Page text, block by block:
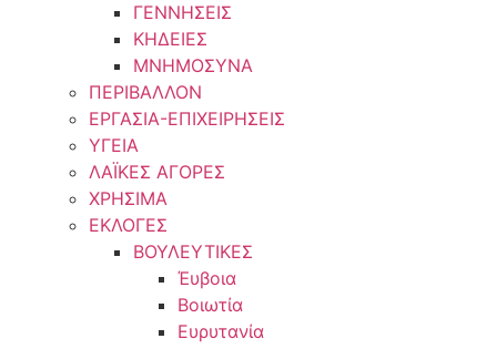
ΓΕΝΝΗΣΕΙΣ
ΚΗΔΕΙΕΣ
ΜΝΗΜΟΣΥΝΑ
ΠΕΡΙΒΑΛΛΟΝ
ΕΡΓΑΣΙΑ-ΕΠΙΧΕΙΡΗΣΕΙΣ
ΥΓΕΙΑ
ΛΑΪΚΕΣ ΑΓΟΡΕΣ
ΧΡΗΣΙΜΑ
ΕΚΛΟΓΕΣ
ΒΟΥΛΕΥΤΙΚΕΣ
Έυβοια
Βοιωτία
Ευρυτανία